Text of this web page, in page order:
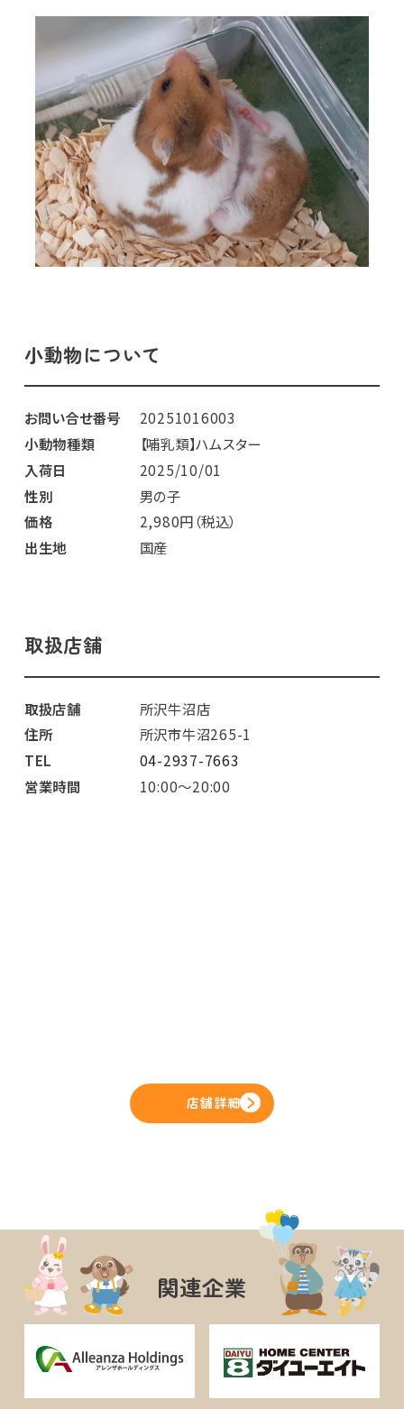
小動物について
お問い合せ番号
20251016003
小動物種類
【哺乳類】ハムスター
入荷日
2025/10/01
性別
男の子
価格
2,980円（税込）
出生地
国産
取扱店舗
取扱店舗
所沢牛沼店
住所
所沢市牛沼265-1
TEL
04-2937-7663
営業時間
10:00～20:00
店舗詳細
関連企業